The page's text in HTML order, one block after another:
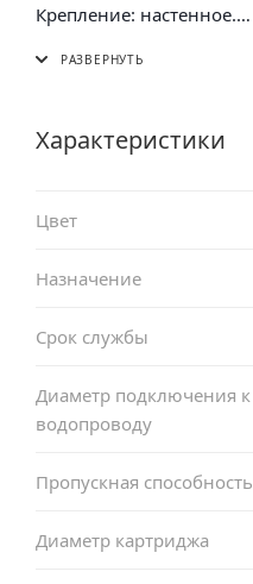
Крепление: настенное.
Характеристики
Цвет
Назначение
Срок службы
Диаметр подключения к
водопроводу
Пропускная способность
Диаметр картриджа